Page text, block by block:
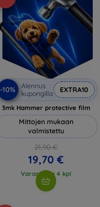
-10%
Alennus
kupongilla
EXTRA10
3mk Hammer protective film
Mittojen mukaan
valmistettu
21,90 €
19,70 €
Varastossa 4 kpl